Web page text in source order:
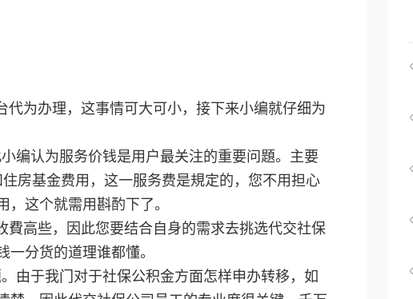
为办理，这事情可大可小，接下来小编就仔细为
编认为服务价钱是用户最关注的重要问題。主要
房基金费用，这一服务费是規定的，您不用担心
这个就需用斟酌下了。
高些，因此您要结合自身的需求去挑选代交社保
分货的道理谁都懂。
由于我门对于社保公积金方面怎样申办转移，如